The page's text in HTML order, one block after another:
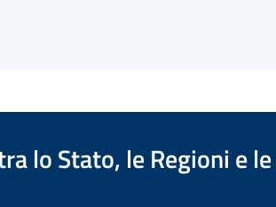
lo Stato, le Regioni e